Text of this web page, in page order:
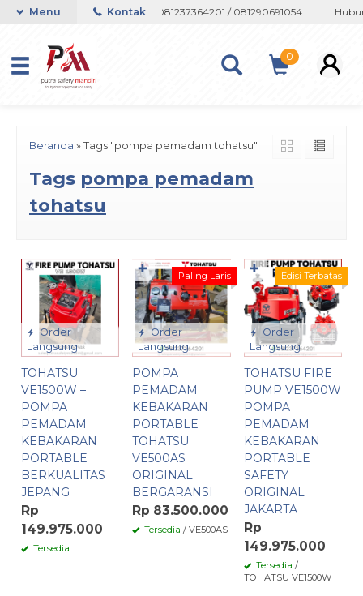
Whatsapp 082133767508 / 081237364201 / 081290691054
Menu Kontak
0
Beranda » Tags "pompa pemadam tohatsu"
Tags pompa pemadam
tohatsu
Order
Langsung
TOHATSU
VE1500W –
POMPA
PEMADAM
KEBAKARAN
PORTABLE
BERKUALITAS
JEPANG
Rp
149.975.000
Tersedia
Order
Langsung
Paling Laris
POMPA
PEMADAM
KEBAKARAN
PORTABLE
TOHATSU
VE500AS
ORIGINAL
BERGARANSI
Rp 83.500.000
Tersedia / VE500AS
✚
Order
Langsung
Edisi Terbatas
TOHATSU FIRE
PUMP VE1500W
POMPA
PEMADAM
KEBAKARAN
PORTABLE
SAFETY
ORIGINAL
JAKARTA
Rp
149.975.000
Tersedia /
TOHATSU VE1500W
✚